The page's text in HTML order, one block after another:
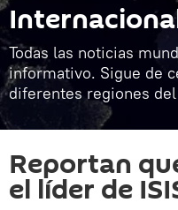
Todas las noticias
informativo. Sigue de
diferentes regiones del
Reportan
el líder de